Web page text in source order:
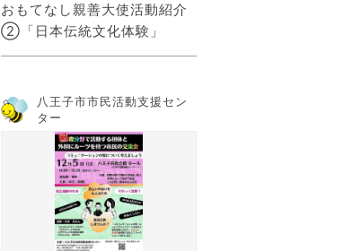
おもてなし親善大使活動紹介
②「日本伝統文化体験」
八王子市市民活動支援セン
ター